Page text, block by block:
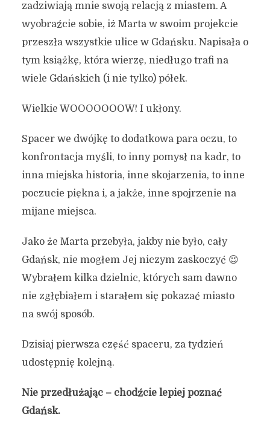
zadziwiają mnie swoją relacją z miastem. A
wyobraźcie sobie, iż Marta w swoim projekcie
przeszła wszystkie ulice w Gdańsku. Napisała o
tym książkę, która wierzę, niedługo trafi na
wiele Gdańskich (i nie tylko) półek.
Wielkie WOOOOOOOW! I ukłony.
Spacer we dwójkę to dodatkowa para oczu, to
konfrontacja myśli, to inny pomysł na kadr, to
inna miejska historia, inne skojarzenia, to inne
poczucie piękna i, a jakże, inne spojrzenie na
mijane miejsca.
Jako że Marta przebyła, jakby nie było, cały
Gdańsk, nie mogłem Jej niczym zaskoczyć 😉
Wybrałem kilka dzielnic, których sam dawno
nie zgłębiałem i starałem się pokazać miasto
na swój sposób.
Dzisiaj pierwsza część spaceru, za tydzień
udostępnię kolejną.
Nie przedłużając – chodźcie lepiej poznać
Gdańsk.